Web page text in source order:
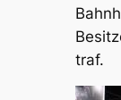
traf.